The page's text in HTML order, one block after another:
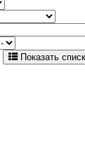
Показать